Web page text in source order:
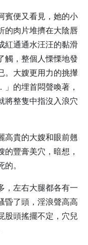
賓便又看見，她的小
的肉片堆擠在大陰唇
紅通通水汪汪的黏滑
觸，整個人慄慄地發
。大嫂更用力的挑攆
的埋首悶聲喚著，
將整隻中指沒入浪穴
高貴的大嫂和眼前翹
豐膏美穴，暗想，
。
，左右大腿都各有一
昏了頭，淫浪聲高高
股頭搖擺不定，穴兒